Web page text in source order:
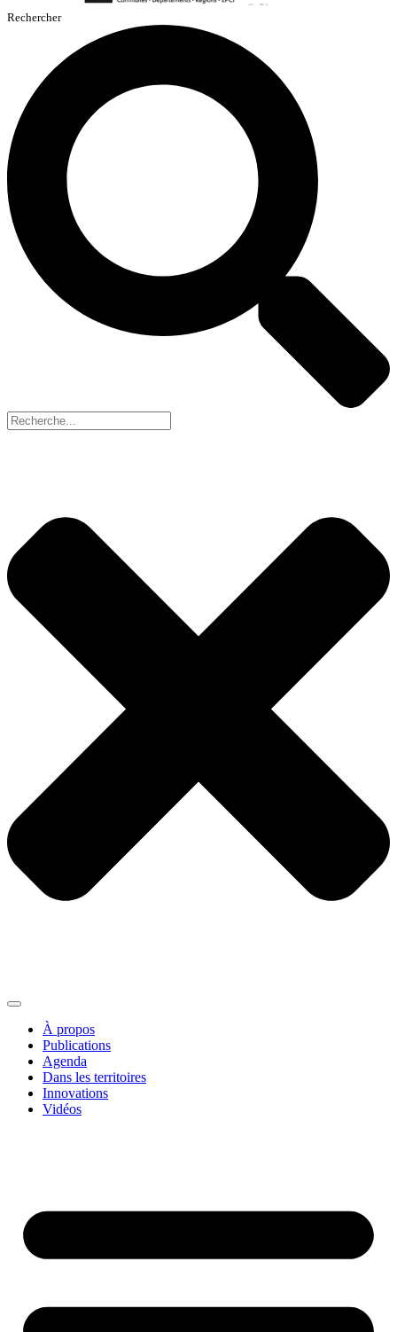
Rechercher
À propos
Publications
Agenda
Dans les territoires
Innovations
Vidéos